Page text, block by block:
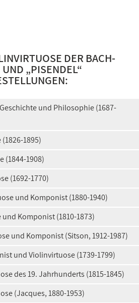
DER BACH-
UND „PISENDEL“
und Philosophie (1687-
1895)
(1844-1908)
(1692-1770)
und Komponist (1880-1940)
Komponist (1810-1873)
und Komponist (Sitson, 1912-1987)
und Violinvirtuose (1739-1799)
des 19. Jahrhunderts (1815-1845)
(Jacques, 1880-1953)